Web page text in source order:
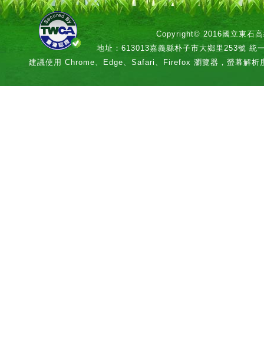
Copyright© 2016國立東石高
地址：613013嘉義縣朴子市大鄉里253號 統
建議使用 Chrome、Edge、Safari、Firefox 瀏覽器，螢幕解